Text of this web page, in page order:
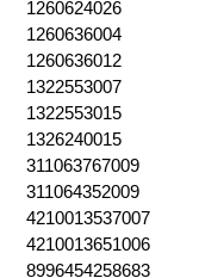
1260624026
1260636004
1260636012
1322553007
1322553015
1326240015
311063767009
311064352009
4210013537007
4210013651006
8996454258683